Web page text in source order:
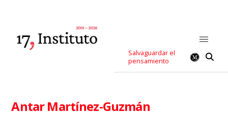
Salvaguardar el
pensamiento
Antar Martínez-Guzmán